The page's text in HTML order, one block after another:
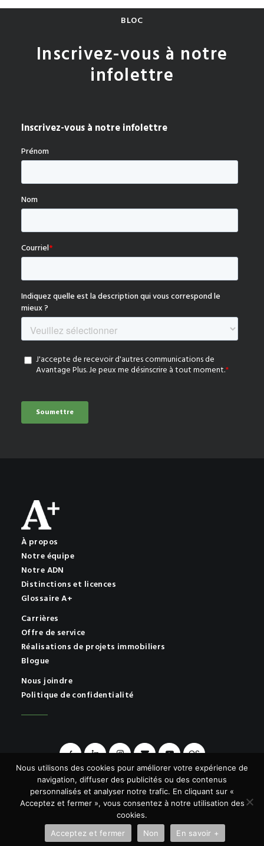
BLOC
Inscrivez-vous à notre
infolettre
À propos
Notre équipe
Notre ADN
Distinctions et licences
Glossaire A+
Carrières
Offre de service
Réalisations de projets immobiliers
Blogue
Nous joindre
Politique de confidentialité
OS
© 2026 A+ | Tous droits réservés.
Nous utilisons des cookies pour améliorer votre expérience de
navigation, diffuser des publicités ou des contenus
personnalisés et analyser notre trafic. En cliquant sur «
Acceptez et fermer », vous consentez à notre utilisation des
cookies.
Acceptez et fermer
Non En savoir +